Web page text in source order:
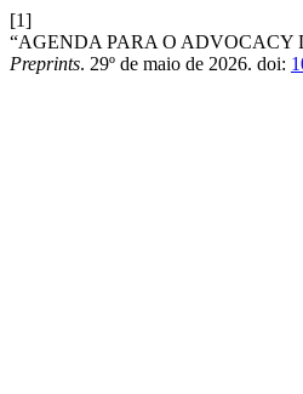
[1]
“AGENDA PARA O ADVOCACY
Preprints. 29º de maio de 2026. doi: